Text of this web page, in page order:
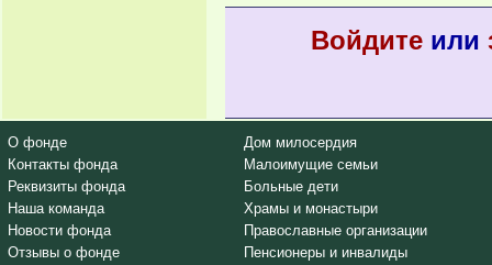
Войдитеили
О фонде
Контакты фонда
Реквизиты фонда
Наша команда
Новости фонда
Отзывы о фонде
Дом милосердия
Малоимущие семьи
Больные дети
Храмы и монастыри
Православные организации
Пенсионеры и инвалиды